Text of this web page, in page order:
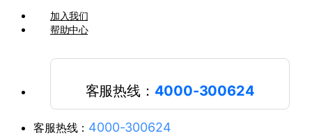
加入我们
帮助中心
客服热线： 4000-300624
客服热线： 4000-300624